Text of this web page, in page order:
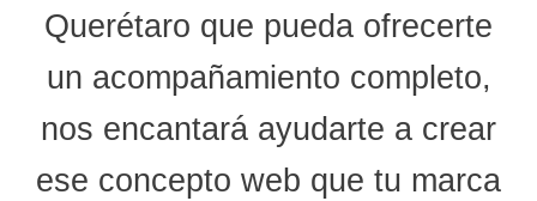
Querétaro que pueda ofrecerte
un acompañamiento completo,
nos encantará ayudarte a crear
ese concepto web que tu marca